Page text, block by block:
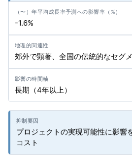
-1.6%
郊外で顕著、全国の伝統的なセグ
長期（4年以上）
プロジェクトの実現可能性に影響
コスト